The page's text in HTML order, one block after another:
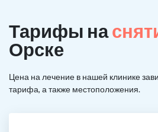
Тарифы на
Орске
Цена на лечение в нашей клинике
тарифа, а также местоположения.